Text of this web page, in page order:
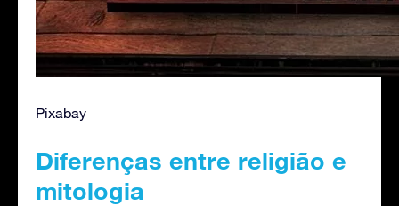
Pixabay
Diferenças entre religião e
mitologia